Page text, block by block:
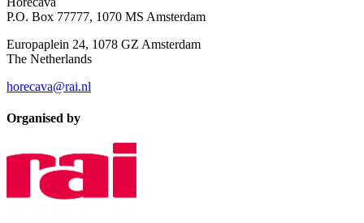
P.O. Box 77777, 1070 MS Amsterdam
Europaplein 24, 1078 GZ Amsterdam
The Netherlands
horecava@rai.nl
Organised by